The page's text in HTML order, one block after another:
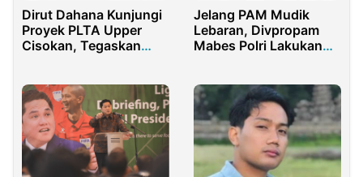
Dirut Dahana Kunjungi
Proyek PLTA Upper
Cisokan, Tegaskan
Jelang PAM Mudik
Lebaran, Divpropam
Mabes Polri Lakukan
Purwakarta